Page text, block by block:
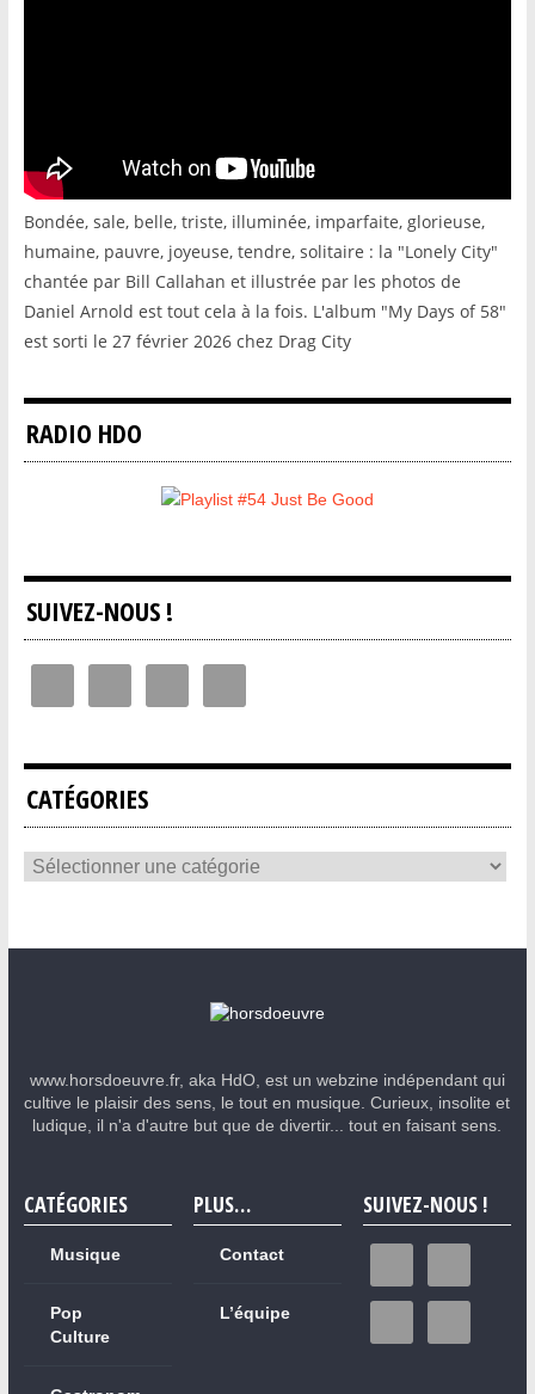
Bondée, sale, belle, triste, illuminée, imparfaite, glorieuse,
humaine, pauvre, joyeuse, tendre, solitaire : la "Lonely City"
chantée par Bill Callahan et illustrée par les photos de
Daniel Arnold est tout cela à la fois. L'album "My Days of 58"
est sorti le 27 février 2026 chez Drag City
RADIO HDO
SUIVEZ-NOUS !
CATÉGORIES
www.horsdoeuvre.fr, aka HdO, est un webzine indépendant qui
cultive le plaisir des sens, le tout en musique. Curieux, insolite et
ludique, il n'a d'autre but que de divertir... tout en faisant sens.
CATÉGORIES
Musique
Pop
Culture
PLUS…
Contact
L’équipe
SUIVEZ-NOUS !